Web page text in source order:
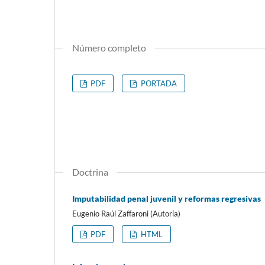
Número completo
PDF PORTADA
Doctrina
Imputabilidad penal juvenil y reformas regresivas
Eugenio Raúl Zaffaroni (Autoría)
PDF HTML